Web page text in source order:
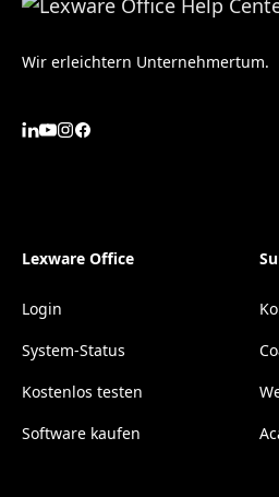
Wir erleichtern Unternehmertum.
Lexware Office
Login
System-Status
Kostenlos testen
Software kaufen